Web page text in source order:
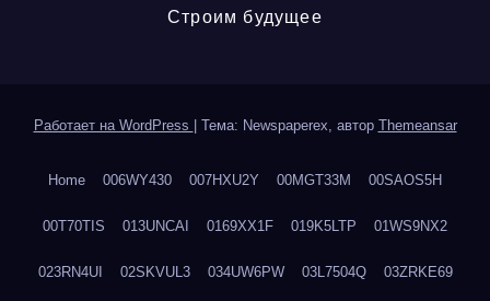
Строим будущее
Работает на WordPress | Тема: Newspaperex, автор Themeansar
Home 006WY430 007HXU2Y 00MGT33M 00SAOS5H
00T70TIS 013UNCAI 0169XX1F 019K5LTP 01WS9NX2
023RN4UI 02SKVUL3 034UW6PW 03L7504Q 03ZRKE69